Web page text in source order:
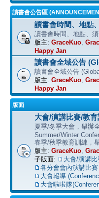
讀書會公告區
讀書會時間、地點
讀書會時間、地點、
版主: GraceKuo
Happy Jan
讀書會全域公告
讀書會全域公告
版主: GraceKuo
Happy Jan
版面
大會/演講比賽/教
夏季/冬季大會，舉辦
Summer/Winter
春季/秋季教育訓練，
版主: GraceKuo
子版面:
大會/演講
各分會會內演講比
大會報導
大會啦啦隊